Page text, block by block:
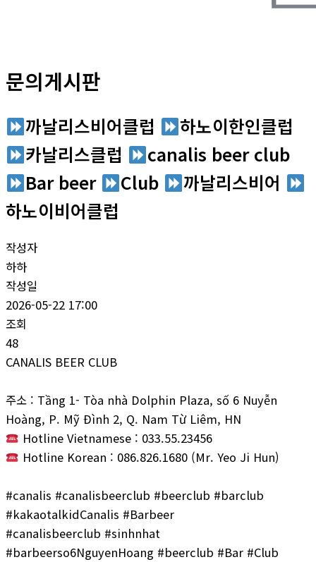
문의게시판
까날리스비어클럽
하노이한인클럽
‍‍카날리스클럽
‍canalis beer club
Bar beer
‍‍Club ‍‍
까날리스비어 ‍‍
하노이비어클럽
작성자
하하
작성일
2026-05-22 17:00
조회
48
CANALIS BEER CLUB
주소 : Tầng 1- Tòa nhà Dolphin Plaza, số 6 Nuyễn
Hoàng, P. Mỹ Đình 2, Q. Nam Từ Liêm, HN
Hotline Vietnamese : 033.55.23456
Hotline Korean : 086.826.1680 (Mr. Yeo Ji Hun)
#canalis #canalisbeerclub #beerclub #barclub
#kakaotalkidCanalis #Barbeer
#canalisbeerclub #sinhnhat
#barbeerso6NguyenHoang #beerclub #Bar #Club